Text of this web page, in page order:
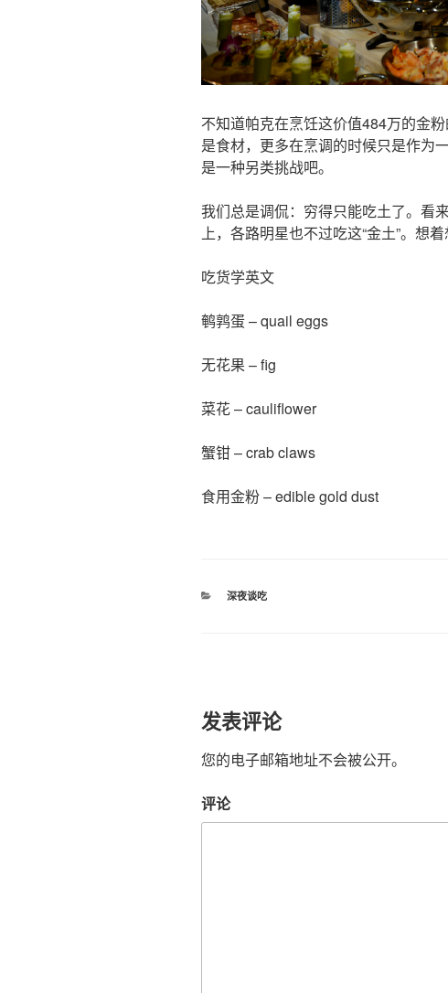
不知道帕克在烹饪这价值484万的金
是食材，更多在烹调的时候只是作为
是一种另类挑战吧。
我们总是调侃：穷得只能吃土了。看
上，各路明星也不过吃这“金土”。想
吃货学英文
鹌鹑蛋 – quail eggs
无花果 – fig
菜花 – cauliflower
蟹钳 – crab claws
食用金粉 – edible gold dust
分
深夜谈吃
发表评论
您的电子邮箱地址不会被公开。
评论